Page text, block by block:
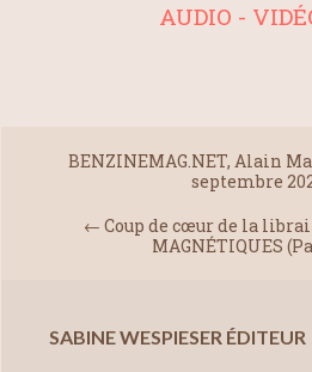
AUDIO -
BENZINEMAG.NET, Alain
septembre
← Coup de cœur de la
MAGNÉTIQUES
SABINE WESPIESER ÉDITEUR